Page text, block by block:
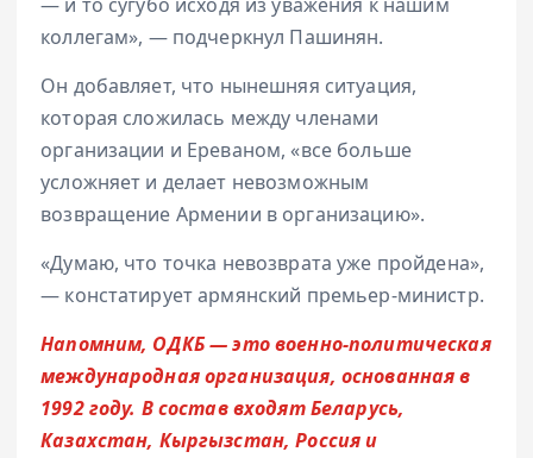
коллегам», — подчеркнул Пашинян.
Он добавляет, что нынешняя ситуация,
которая сложилась между членами
организации и Ереваном, «все больше
усложняет и делает невозможным
возвращение Армении в организацию».
«Думаю, что точка невозврата уже пройдена»,
— констатирует армянский премьер-министр.
Напомним, ОДКБ — это военно-политическая
международная организация, основанная в
1992 году. В состав входят Беларусь,
Казахстан, Кыргызстан, Россия и